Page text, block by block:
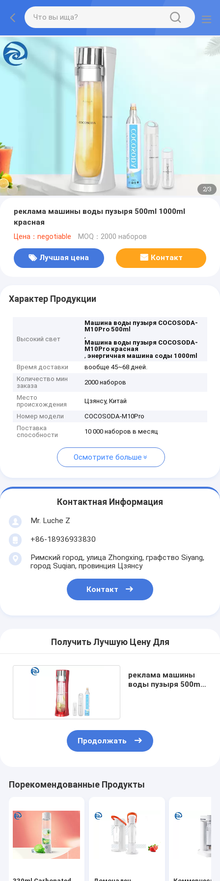
2/3
реклама машины воды пузыря 500ml 1000ml
красная
Цена：negotiable MOQ：2000 наборов
Лучшая цена Контакт
Характер Продукции
Высокий свет
Машина воды пузыря COCOSODA-
M10Pro 500ml
,
Машина воды пузыря COCOSODA-
M10Pro красная
,энергичная машина соды 1000ml
Время доставки
вообще 45~68 дней.
Количество мин
заказа
2000 наборов
Место
происхождения
Цзянсу, Китай
Номер модели
COCOSODA-M10Pro
Поставка
способности
10 000 наборов в месяц
Осмотрите больше
Контактная Информация
Mr. Luche Z
+86-18936933830
Римский город, улица Zhongxing, графство Siyang,
город Suqian, провинция Цзянсу
Контакт
Получить Лучшую Цену Для
реклама машины
воды пузыря 500ml
Продолжать
Порекомендованные Продукты